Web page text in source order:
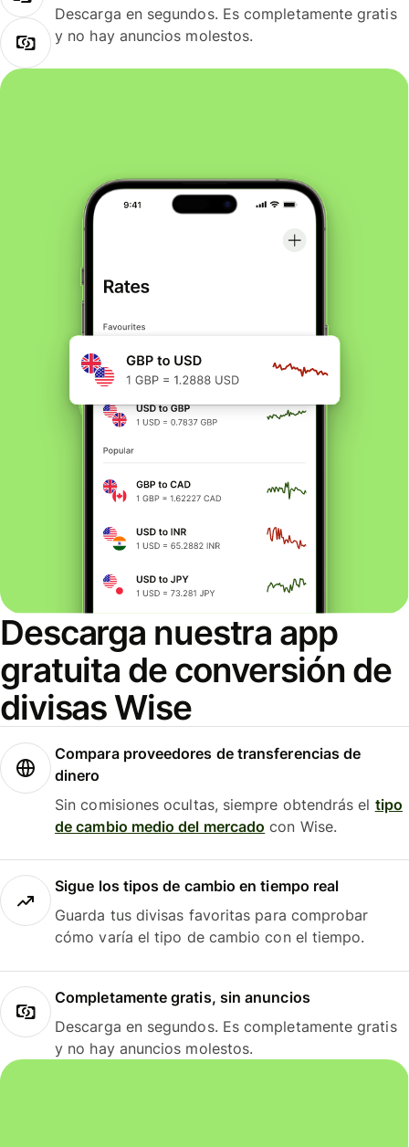
Descarga en segundos. Es completamente gratis
y no hay anuncios molestos.
Descarga nuestra app
gratuita de conversión de
divisas Wise
Compara proveedores de transferencias de
dinero
Sin comisiones ocultas, siempre obtendrás el tipo
de cambio medio del mercado con Wise.
Sigue los tipos de cambio en tiempo real
Guarda tus divisas favoritas para comprobar
cómo varía el tipo de cambio con el tiempo.
Completamente gratis, sin anuncios
Descarga en segundos. Es completamente gratis
y no hay anuncios molestos.